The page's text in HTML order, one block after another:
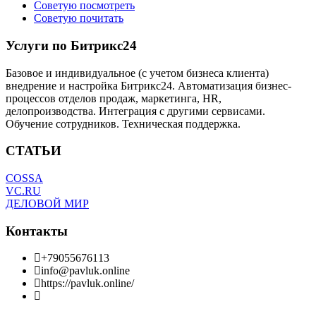
Советую посмотреть
Советую почитать
Услуги по Битрикс24
Базовое и индивидуальное (с учетом бизнеса клиента)
внедрение и настройка Битрикс24. Автоматизация бизнес-
процессов отделов продаж, маркетинга, HR,
делопроизводства. Интеграция с другими сервисами.
Обучение сотрудников. Техническая поддержка.
СТАТЬИ
COSSA
VC.RU
ДЕЛОВОЙ МИР
Контакты
+79055676113
info@pavluk.online
https://pavluk.online/